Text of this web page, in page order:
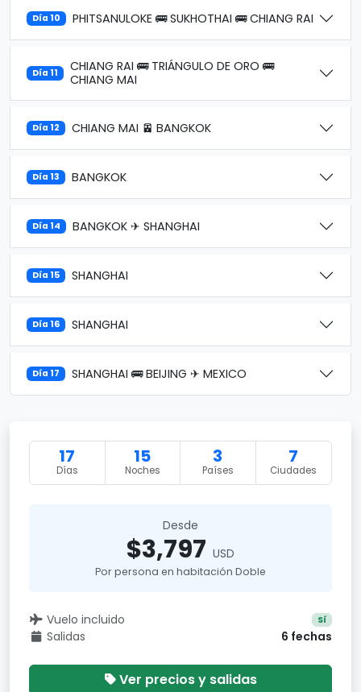
Día 10 PHITSANULOKE 🚌 SUKHOTHAI 🚌 CHIANG RAI
Día 11
CHIANG RAI 🚌 TRIÁNGULO DE ORO 🚌
CHIANG MAI
Día 12 CHIANG MAI 🚈 BANGKOK
Día 13 BANGKOK
Día 14 BANGKOK ✈ SHANGHAI
Día 15 SHANGHAI
Día 16 SHANGHAI
Día 17 SHANGHAI 🚌 BEIJING ✈ MEXICO
17
Días
15
Noches
3
Países
7
Ciudades
Desde
$3,797 USD
Por persona en habitación Doble
Vuelo incluido Sí
Salidas 6 fechas
Ver precios y salidas